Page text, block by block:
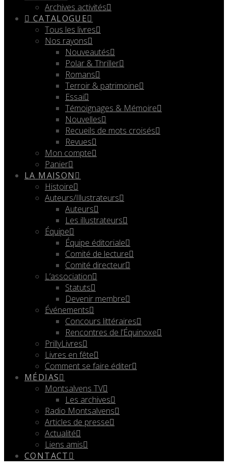
Archives activités
CATALOGUE
Tous les livres
Nos rayons
Nouveautés
Polar & Thriller
Romans
Terroir & patrimoine
Essai
Témoignages & Mémoire
Nouvelles
Recueils de mots croisés
Revues
Mon compte
Panier
LA MAISON
Histoire
Auteurs/Illustrateurs
Auteurs
Les illustrateurs
Équipe
Équipe éditoriale
Comité de lecture
Comité directeur
L’association
Statuts
Devenir membre
Événements
Concours littéraires
Rencontres de l’Équinoxe
PrillyLivres
Livres en fête
Comment se faire éditer
MÉDIAS
Montsalvens TV
Les archives
Radio Montsalvens
Articles de presse
Actualité
Liens amis
CONTACT